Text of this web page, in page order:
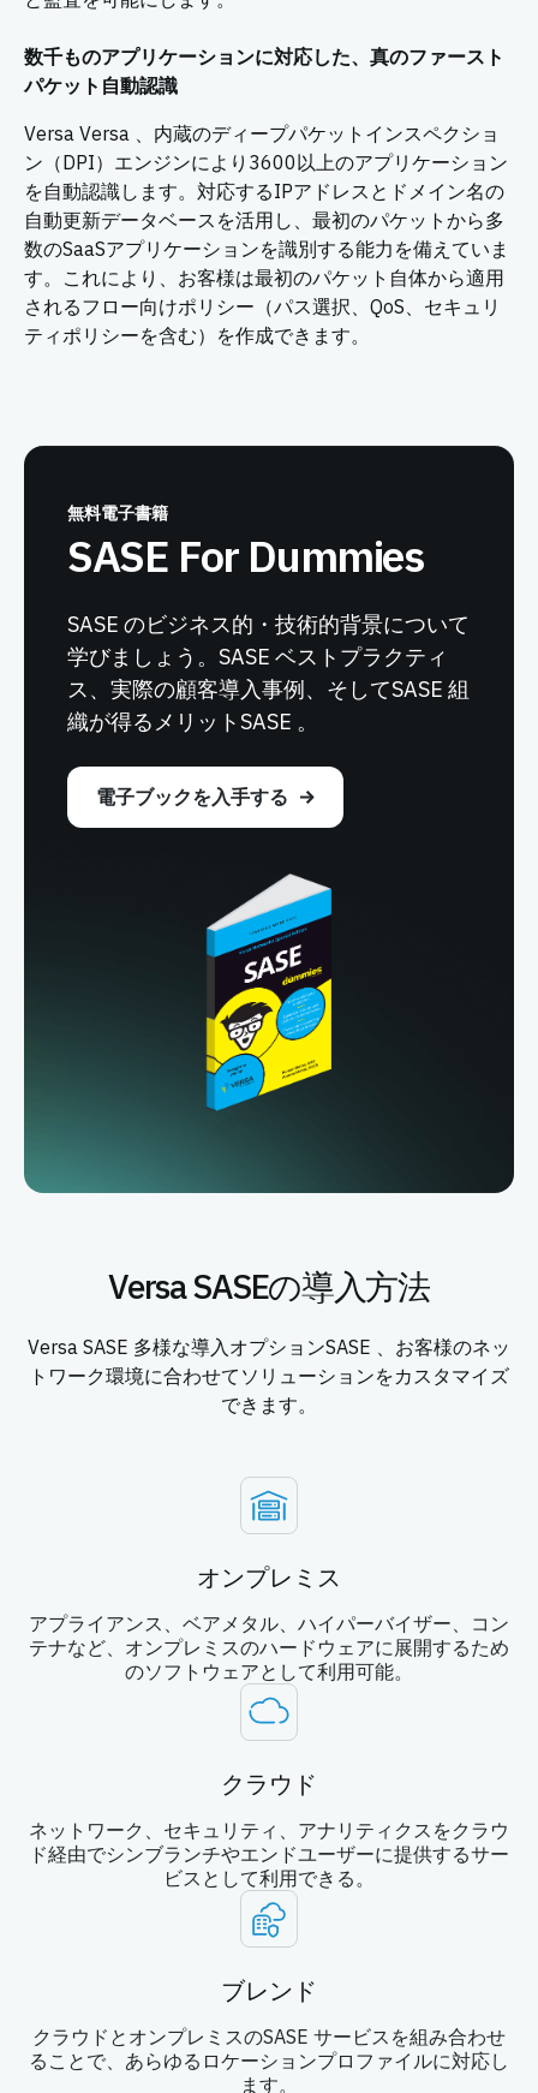
数千ものアプリケーションに対応した、真のファースト
パケット自動認識
Versa Versa 、内蔵のディープパケットインスペクショ
ン（DPI）エンジンにより3600以上のアプリケーション
を自動認識します。対応するIPアドレスとドメイン名の
自動更新データベースを活用し、最初のパケットから多
数のSaaSアプリケーションを識別する能力を備えていま
す。これにより、お客様は最初のパケット自体から適用
されるフロー向けポリシー（パス選択、QoS、セキュリ
ティポリシーを含む）を作成できます。
無料電子書籍
SASE For Dummies
SASE のビジネス的・技術的背景について
学びましょう。SASE ベストプラクティ
ス、実際の顧客導入事例、そしてSASE 組
織が得るメリットSASE 。
電子ブックを入手する
Versa SASEの導入方法
Versa SASE 多様な導入オプションSASE 、お客様のネッ
トワーク環境に合わせてソリューションをカスタマイズ
できます。
オンプレミス
アプライアンス、ベアメタル、ハイパーバイザー、コン
テナなど、オンプレミスのハードウェアに展開するため
のソフトウェアとして利用可能。
クラウド
ネットワーク、セキュリティ、アナリティクスをクラウ
ド経由でシンブランチやエンドユーザーに提供するサー
ビスとして利用できる。
ブレンド
クラウドとオンプレミスのSASE サービスを組み合わせ
ることで、あらゆるロケーションプロファイルに対応し
ます。